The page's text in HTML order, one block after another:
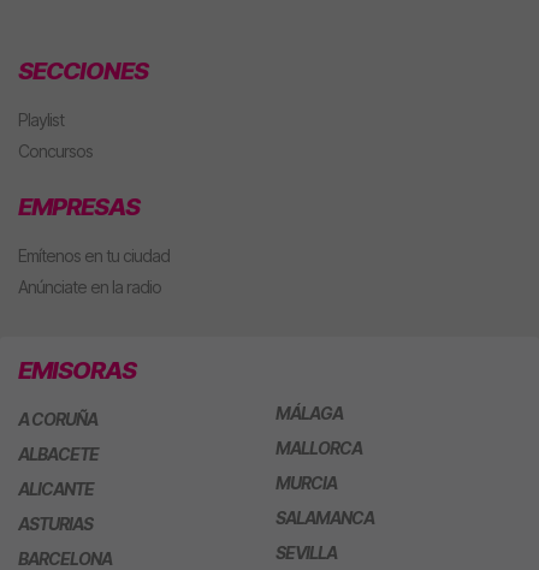
SECCIONES
Playlist
Concursos
EMPRESAS
Emítenos en tu ciudad
Anúnciate en la radio
EMISORAS
A CORUÑA
ALBACETE
ALICANTE
ASTURIAS
BARCELONA
MÁLAGA
MALLORCA
MURCIA
SALAMANCA
SEVILLA